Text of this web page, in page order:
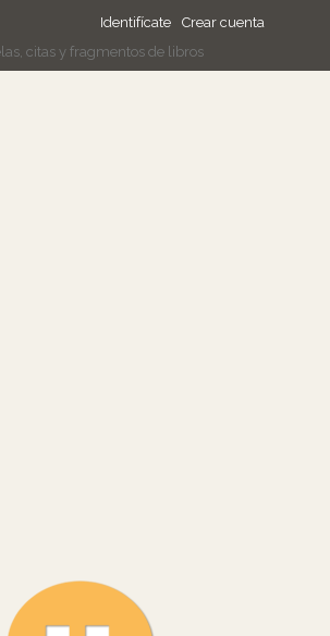
Identifícate Crear cuenta
citas y fragmentos de libros